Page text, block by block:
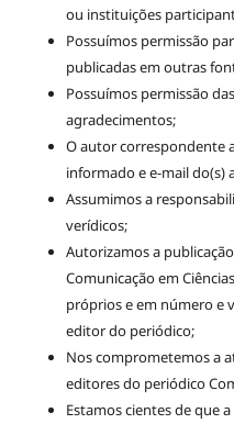
ou instituições
Possuímos permissão
publicadas em outras
Possuímos permissão
agradecimentos;
O autor correspondente
informado e e-mail
Assumimos a
verídicos;
Autorizamos a
Comunicação em
próprios e em número e
editor do periódico;
Nos comprometemos a
editores do periódico
Estamos cientes de que